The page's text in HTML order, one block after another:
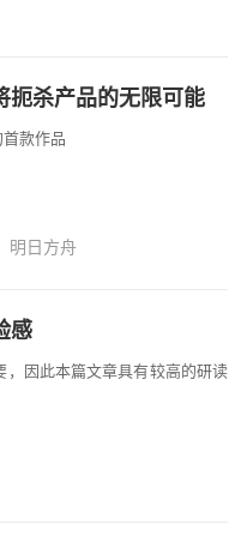
扼杀产品的无限可能
款作品
明日方舟
感
，因此本篇文章具有较高的研读